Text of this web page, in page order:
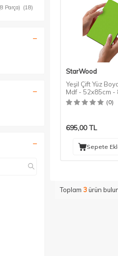
Parça) (18)
StarWood
Yeşil Çift Yüz
Mdf - 52x85cm -
(0)
695,00TL
Sepete
Toplam 3ürün